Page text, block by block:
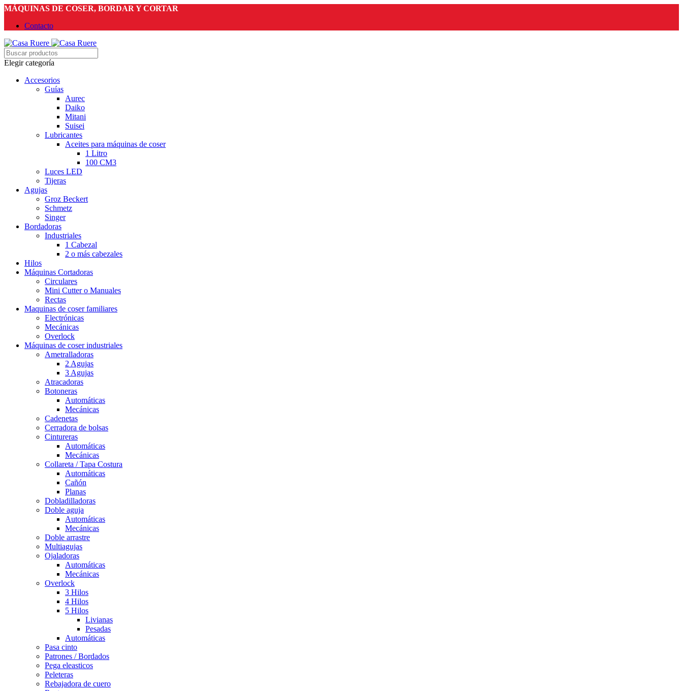
MÁQUINAS DE COSER, BORDAR Y CORTAR
Contacto
Elegir categoría
Accesorios
Guías
Aurec
Daiko
Mitani
Suisei
Lubricantes
Aceites para máquinas de coser
1 Litro
100 CM3
Luces LED
Tijeras
Agujas
Groz Beckert
Schmetz
Singer
Bordadoras
Industriales
1 Cabezal
2 o más cabezales
Hilos
Máquinas Cortadoras
Circulares
Mini Cutter o Manuales
Rectas
Maquinas de coser familiares
Electrónicas
Mecánicas
Overlock
Máquinas de coser industriales
Ametralladoras
2 Agujas
3 Agujas
Atracadoras
Botoneras
Automáticas
Mecánicas
Cadenetas
Cerradora de bolsas
Cintureras
Automáticas
Mecánicas
Collareta / Tapa Costura
Automáticas
Cañón
Planas
Dobladilladoras
Doble aguja
Automáticas
Mecánicas
Doble arrastre
Multiagujas
Ojaladoras
Automáticas
Mecánicas
Overlock
3 Hilos
4 Hilos
5 Hilos
Livianas
Pesadas
Automáticas
Pasa cinto
Patrones / Bordados
Pega eleasticos
Peleteras
Rebajadora de cuero